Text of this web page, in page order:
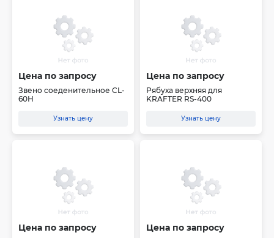
Цена по запросу
Звено соеденительное CL-
60H
Узнать цену
Цена по запросу
Рябуха верхняя для
KRAFTER RS-400
Узнать цену
Цена по запросу Цена по запросу